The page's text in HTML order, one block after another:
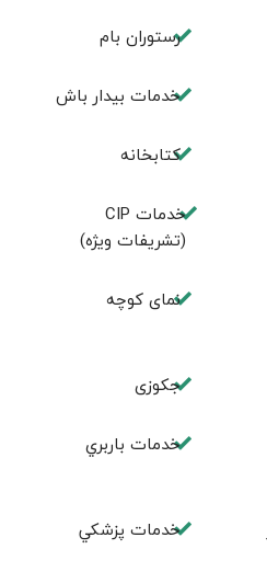
رستوران بام
خدمات بیدار باش
كتابخانه
خدمات CIP
(تشریفات ویژه)
نمای کوچه
جكوزی
خدمات باربري
خدمات پزشكي